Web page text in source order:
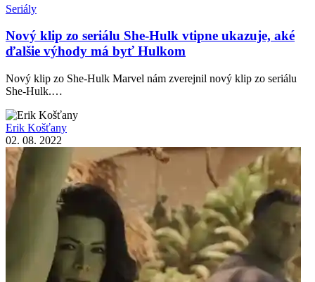
Seriály
Nový klip zo seriálu She-Hulk vtipne ukazuje, aké
ďalšie výhody má byť Hulkom
Nový klip zo She-Hulk Marvel nám zverejnil nový klip zo seriálu
She-Hulk.…
Erik Košťany
02. 08. 2022